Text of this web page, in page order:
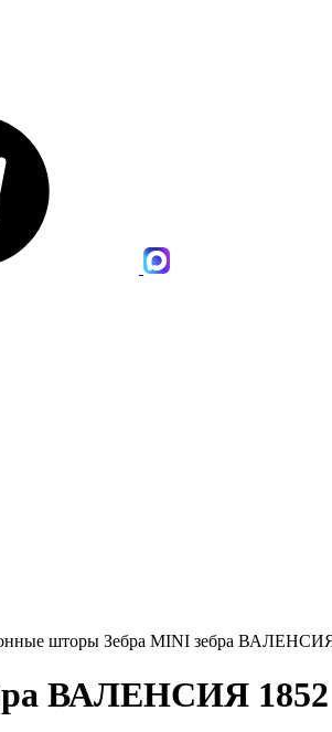
шторы Зебра MINI зебра
ВАЛЕНСИЯ 1852